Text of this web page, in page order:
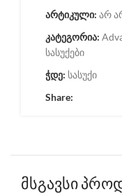
არტიკული: არ
კატეგორია:
სასუქები
ჭდე: სასუქი
Share:
მსგავსი